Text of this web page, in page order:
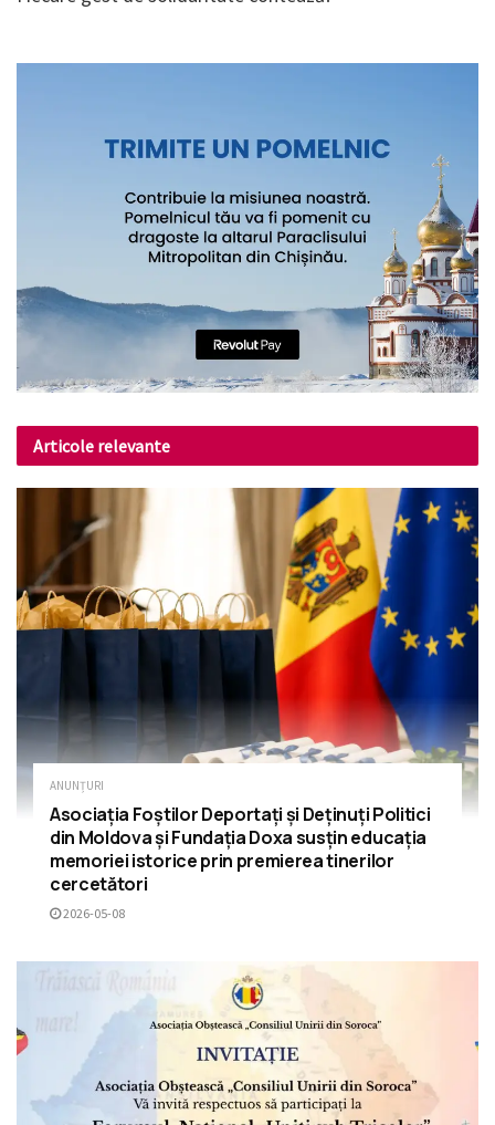
Articole relevante
ANUNȚURI
Asociația Foștilor Deportați și Deținuți Politici
din Moldova și Fundația Doxa susțin educația
memoriei istorice prin premierea tinerilor
cercetători
2026-05-08